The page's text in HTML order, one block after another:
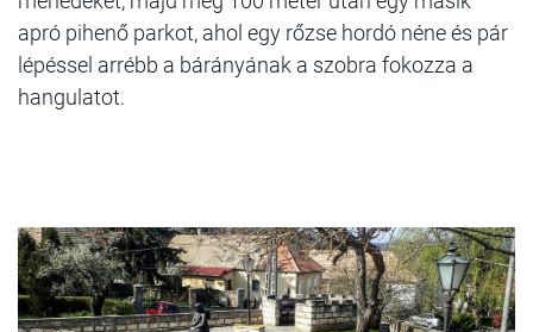
apró pihenő parkot, ahol egy rőzse hordó néne és pár
lépéssel arrébb a bárányának a szobra fokozza a
hangulatot.